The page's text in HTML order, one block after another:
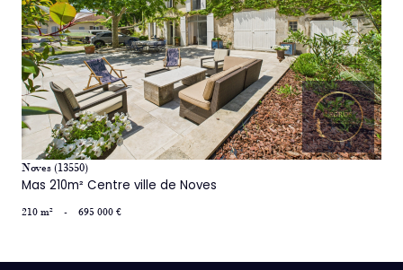
voir le bien
Noves (13550)
Mas 210m² Centre ville de Noves
210 m² - 695 000 €